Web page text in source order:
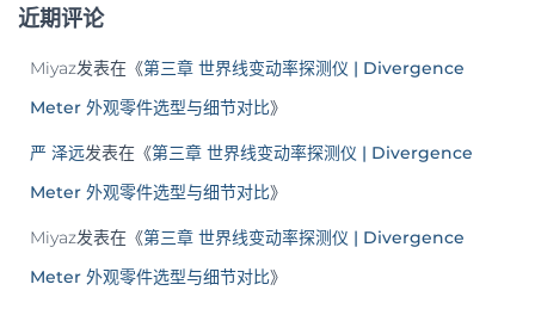
近期评论
Miyaz发表在《第三章 世界线变动率探测仪 | Divergence
Meter 外观零件选型与细节对比》
严 泽远发表在《第三章 世界线变动率探测仪 | Divergence
Meter 外观零件选型与细节对比》
Miyaz发表在《第三章 世界线变动率探测仪 | Divergence
Meter 外观零件选型与细节对比》